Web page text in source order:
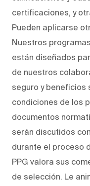
certificaciones, y
Pueden aplicarse
Nuestros
están diseñados
de nuestros
seguro y beneficios
condiciones de los
documentos
serán discutidos
durante el proceso
PPG valora sus
de selección. Le